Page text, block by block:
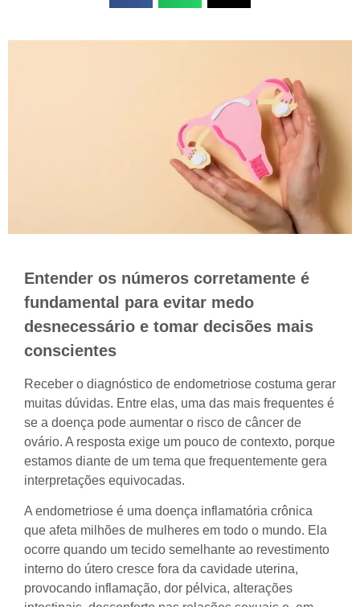
Entender os números corretamente é
fundamental para evitar medo
desnecessário e tomar decisões mais
conscientes
Receber o diagnóstico de endometriose costuma gerar
muitas dúvidas. Entre elas, uma das mais frequentes é
se a doença pode aumentar o risco de câncer de
ovário. A resposta exige um pouco de contexto, porque
estamos diante de um tema que frequentemente gera
interpretações equivocadas.
A endometriose é uma doença inflamatória crônica
que afeta milhões de mulheres em todo o mundo. Ela
ocorre quando um tecido semelhante ao revestimento
interno do útero cresce fora da cavidade uterina,
provocando inflamação, dor pélvica, alterações